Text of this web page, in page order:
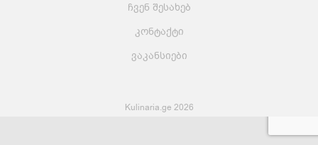
ჩვენ შესახებ
კონტაქტი
ვაკანსიები
Kulinaria.ge 2026